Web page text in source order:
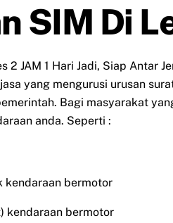
SIM Di
2 JAM 1 Hari Jadi, Siap Antar
yang mengurusi urusan
Bagi masyarakat
anda. Seperti :
kendaraan bermotor
kendaraan bermotor